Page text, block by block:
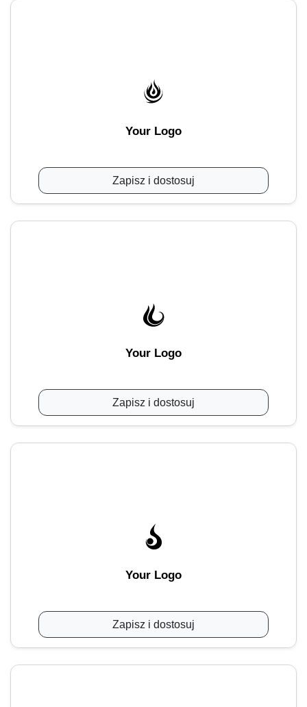
Your Logo
Zapisz i dostosuj
Your Logo
Zapisz i dostosuj
Your Logo
Zapisz i dostosuj